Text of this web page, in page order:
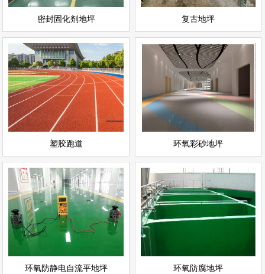
密封固化剂地坪 复古地坪
塑胶跑道
塑胶跑道
运动场地坪
立即询问
环氧彩砂地坪
环氧彩砂地坪
环氧地坪
查看详情
立即询问
环氧防静电自流平地坪
环氧防静电自流平地坪
环氧地坪
立即询问
环氧防腐地坪
环氧防腐地坪
环氧地坪
查看详情
立即询问